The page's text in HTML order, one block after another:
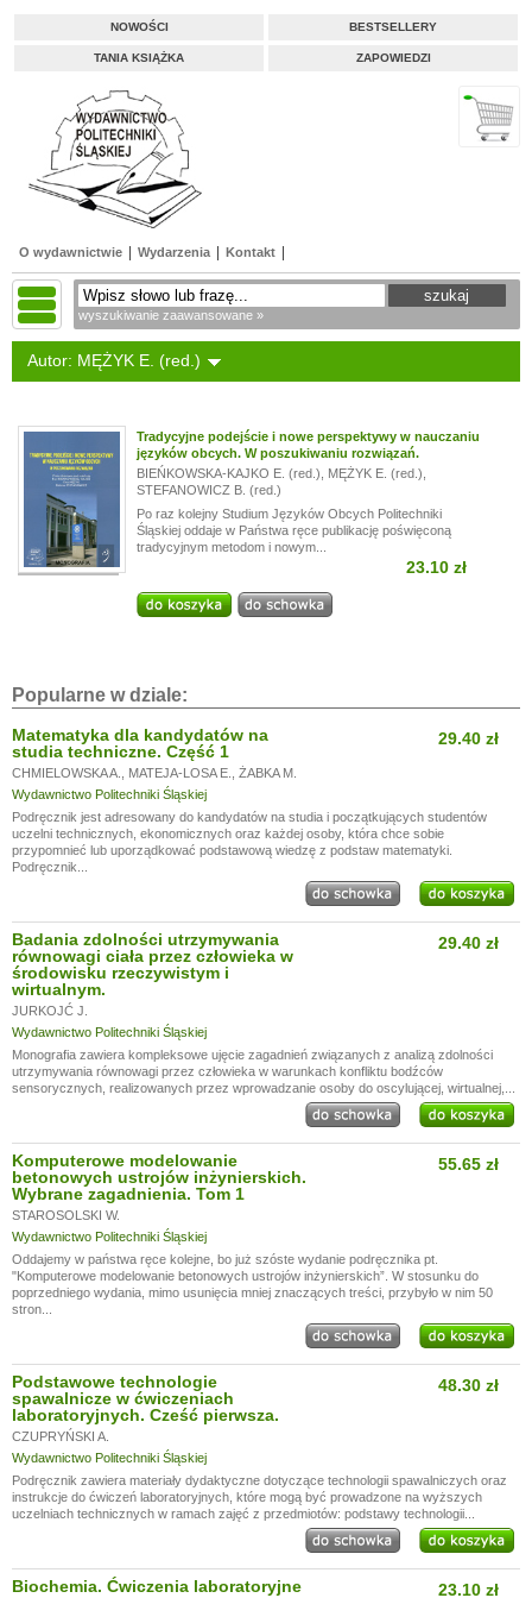
NOWOŚCI BESTSELLERY
TANIA KSIĄŻKA ZAPOWIEDZI
O wydawnictwie Wydarzenia Kontakt
wyszukiwanie zaawansowane »
Autor: MĘŻYK E. (red.)
Tradycyjne podejście i nowe perspektywy w nauczaniu
języków obcych. W poszukiwaniu rozwiązań.
BIEŃKOWSKA-KAJKO E. (red.)
MĘŻYK E. (red.)
STEFANOWICZ B. (red.)
Po raz kolejny Studium Języków Obcych Politechniki
Śląskiej oddaje w Państwa ręce publikację poświęconą
tradycyjnym metodom i nowym...
23.10 zł
Popularne w dziale:
Matematyka dla kandydatów na
studia techniczne. Część 1
CHMIELOWSKA A. MATEJA-LOSA E.
ŻABKA M.
Wydawnictwo Politechniki Śląskiej
29.40 zł
Podręcznik jest adresowany do kandydatów na studia i początkujących studentów
uczelni technicznych, ekonomicznych oraz każdej osoby, która chce sobie
przypomnieć lub uporządkować podstawową wiedzę z podstaw matematyki.
Podręcznik...
Badania zdolności utrzymywania
równowagi ciała przez człowieka w
środowisku rzeczywistym i
wirtualnym.
JURKOJĆ J.
Wydawnictwo Politechniki Śląskiej
29.40 zł
Monografia zawiera kompleksowe ujęcie zagadnień związanych z analizą zdolności
utrzymywania równowagi przez człowieka w warunkach konfliktu bodźców
sensorycznych, realizowanych przez wprowadzanie osoby do oscylującej, wirtualnej,...
Komputerowe modelowanie
betonowych ustrojów inżynierskich.
Wybrane zagadnienia. Tom 1
STAROSOLSKI W.
Wydawnictwo Politechniki Śląskiej
55.65 zł
Oddajemy w państwa ręce kolejne, bo już szóste wydanie podręcznika pt.
"Komputerowe modelowanie betonowych ustrojów inżynierskich”. W stosunku do
poprzedniego wydania, mimo usunięcia mniej znaczących treści, przybyło w nim 50
stron...
Podstawowe technologie
spawalnicze w ćwiczeniach
laboratoryjnych. Cześć pierwsza.
CZUPRYŃSKI A.
Wydawnictwo Politechniki Śląskiej
48.30 zł
Podręcznik zawiera materiały dydaktyczne dotyczące technologii spawalniczych oraz
instrukcje do ćwiczeń laboratoryjnych, które mogą być prowadzone na wyższych
uczelniach technicznych w ramach zajęć z przedmiotów: podstawy technologii...
Biochemia. Ćwiczenia laboratoryjne 23.10 zł